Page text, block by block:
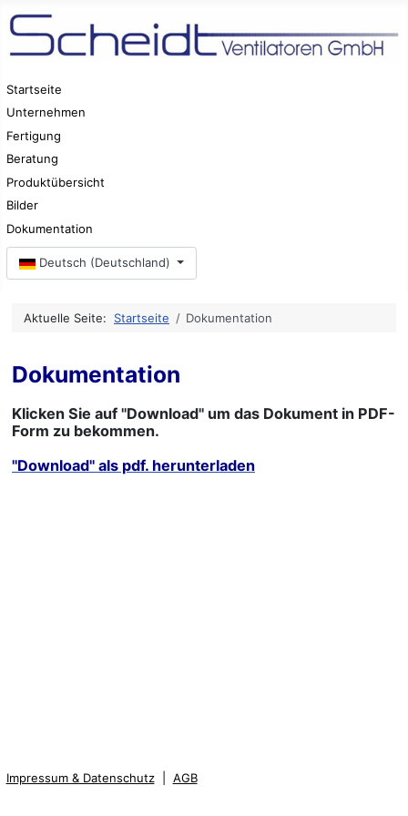
Startseite
Unternehmen
Fertigung
Beratung
Produktübersicht
Bilder
Dokumentation
Sprache auswählen
Deutsch (Deutschland)
Aktuelle Seite: Startseite Dokumentation
Dokumentation
Klicken Sie auf "Download" um das Dokument in PDF-
Form zu bekommen.
"Download" als pdf. herunterladen
Impressum & Datenschutz| AGB